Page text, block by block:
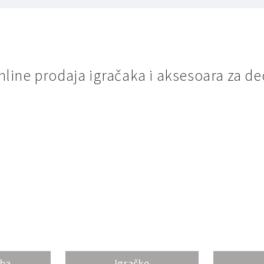
prodaja igračaka i aksesoara za